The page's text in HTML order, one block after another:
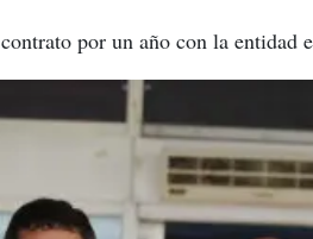
por un año con la entidad